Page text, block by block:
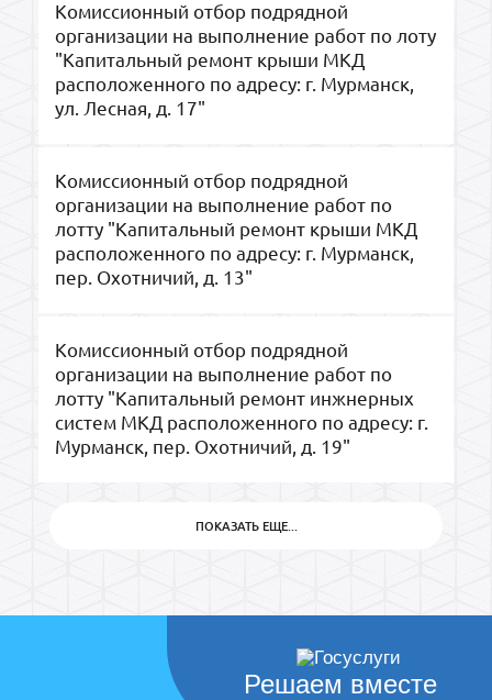
Комиссионный отбор подрядной
организации на выполнение работ по лоту
"Капитальный ремонт крыши МКД
расположенного по адресу: г. Мурманск,
ул. Лесная, д. 17"
Комиссионный отбор подрядной
организации на выполнение работ по
лотту "Капитальный ремонт крыши МКД
расположенного по адресу: г. Мурманск,
пер. Охотничий, д. 13"
Комиссионный отбор подрядной
организации на выполнение работ по
лотту "Капитальный ремонт инжнерных
систем МКД расположенного по адресу: г.
Мурманск, пер. Охотничий, д. 19"
ПОКАЗАТЬ ЕЩЕ...
Решаем вместе